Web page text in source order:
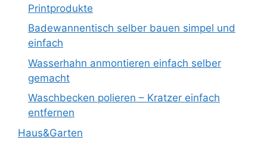
Printprodukte
Badewannentisch selber bauen simpel und
einfach
Wasserhahn anmontieren einfach selber
gemacht
Waschbecken polieren – Kratzer einfach
entfernen
Haus&Garten